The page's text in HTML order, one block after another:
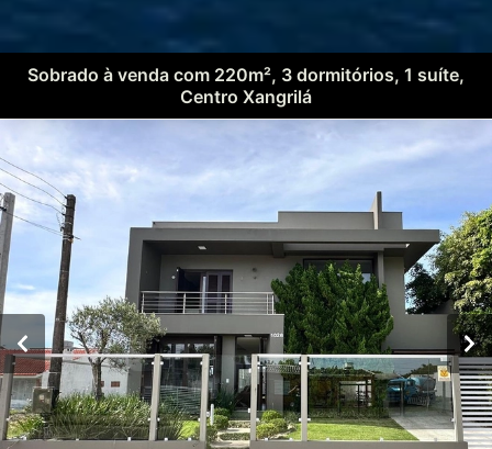
Sobrado à venda com 220m², 3 dormitórios, 1 suíte,
Centro Xangrilá